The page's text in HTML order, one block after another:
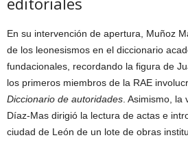
En su intervención de apertura, Muñoz
de los leonesismos en el diccionario
fundacionales, recordando la figura de
los primeros miembros de la RAE
Diccionario de autoridades. Asimismo, la
Díaz-Mas dirigió la lectura de actas e
ciudad de León de un lote de obras